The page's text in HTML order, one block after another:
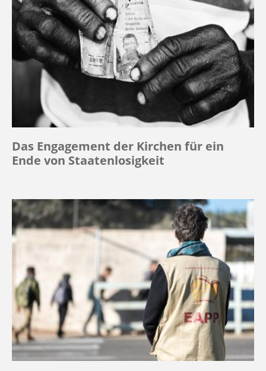
Das Engagement der Kirchen für ein
Ende von Staatenlosigkeit